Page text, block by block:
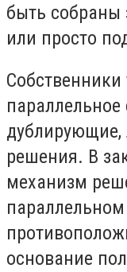
быть собраны
или просто
Собственники
решения. В
механизм
основание